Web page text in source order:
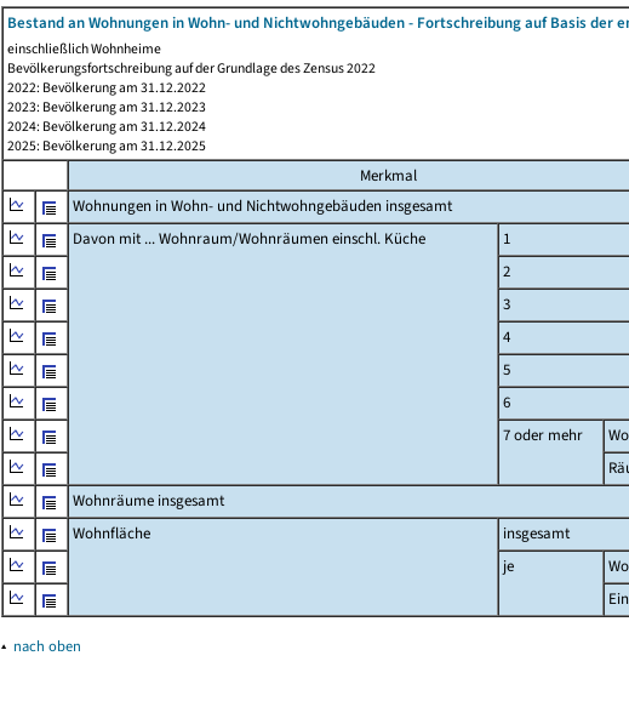
Bestand an Wohnungen in Wohn- und Nichtwohngebäuden - Fortschreibung auf Basis der
einschließlich Wohnheime
Bevölkerungsfortschreibung auf der Grundlage des Zensus 2022
2022: Bevölkerung am 31.12.2022
2023: Bevölkerung am 31.12.2023
2024: Bevölkerung am 31.12.2024
2025: Bevölkerung am 31.12.2025
Merkmal
Wohnungen in Wohn- und Nichtwohngebäuden insgesamt
Davon mit ... Wohnraum/Wohnräumen einschl. Küche
1
2
3
4
5
6
7 oder mehr
Wohnräume insgesamt
Wohnfläche
insgesamt
je
▴ nach oben